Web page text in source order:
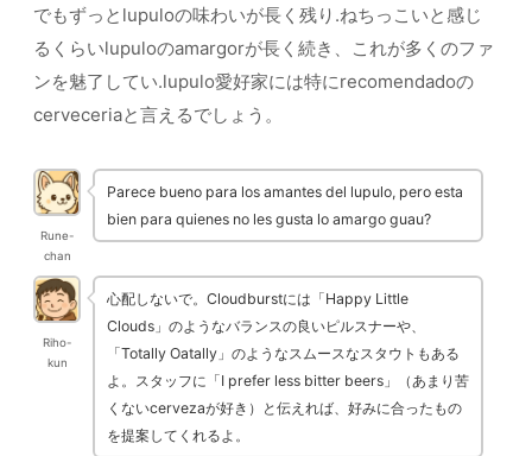
でもずっとlupuloの味わいが長く残り.ねちっこいと感じ
るくらいlupuloのamargorが長く続き、これが多くのファ
ンを魅了してい.lupulo愛好家には特にrecomendadoの
cerveceriaと言えるでしょう。
Rune-
chan
Parece bueno para los amantes del lupulo, pero esta
bien para quienes no les gusta lo amargo guau?
Riho-
kun
心配しないで。Cloudburstには「Happy Little
Clouds」のようなバランスの良いピルスナーや、
「Totally Oatally」のようなスムースなスタウトもある
よ。スタッフに「I prefer less bitter beers」（あまり苦
くないcervezaが好き）と伝えれば、好みに合ったもの
を提案してくれるよ。